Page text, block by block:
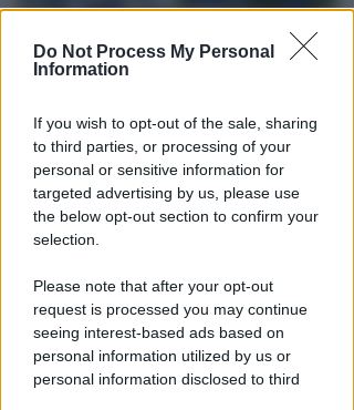
Do Not Process My Personal
Information
If you wish to opt-out of the sale, sharing
to third parties, or processing of your
personal or sensitive information for
targeted advertising by us, please use
the below opt-out section to confirm your
selection.
Please note that after your opt-out
request is processed you may continue
seeing interest-based ads based on
personal information utilized by us or
personal information disclosed to third
VACANZA TRAGICA
Va in caserma per denunciare la
scomparsa del marito, ma
scopre che è morto
diLamberto Abbati